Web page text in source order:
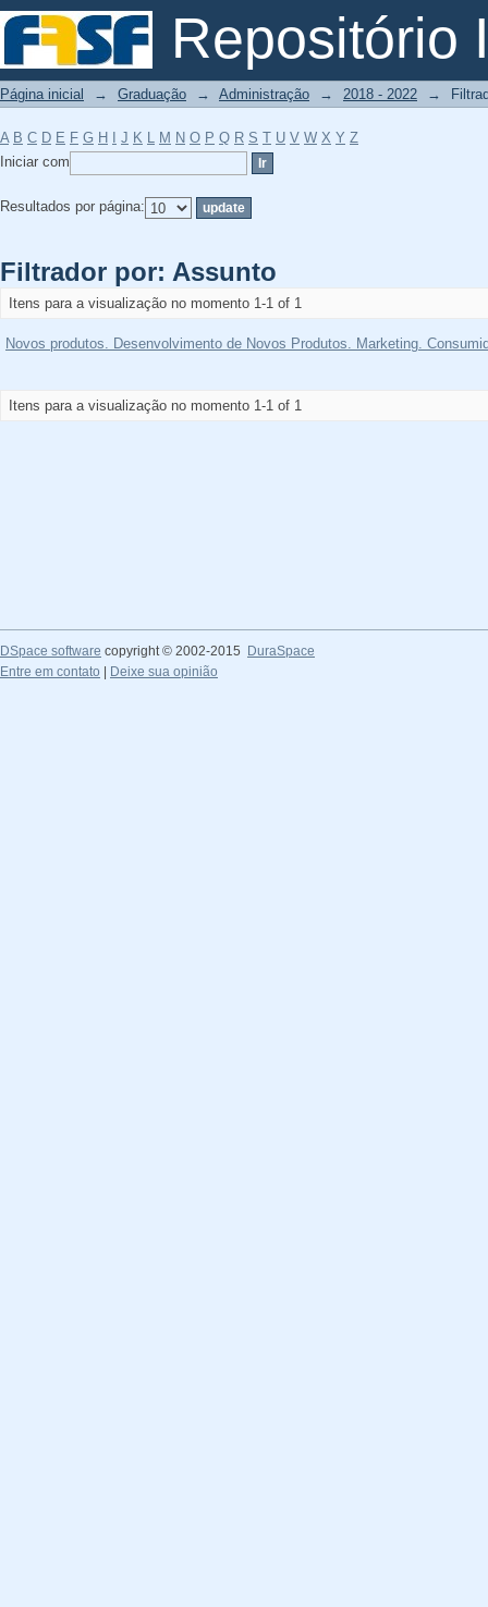
Repositório
Filtrador por: Assunto
Página inicial → Graduação → Administração → 2018 - 2022 →
A B C D E F G H J K L M N O P Q R S T U V W X Y Z
Iniciar com
Resultados por página:
Filtrador por: Assunto
Itens para a visualização no momento 1-1 of 1
Novos produtos. Desenvolvimento de Novos Produtos. Marketing.
Itens para a visualização no momento 1-1 of 1
DSpace software copyright © 2002-2015
DuraSpace
Entre em contato
Deixe sua opinião